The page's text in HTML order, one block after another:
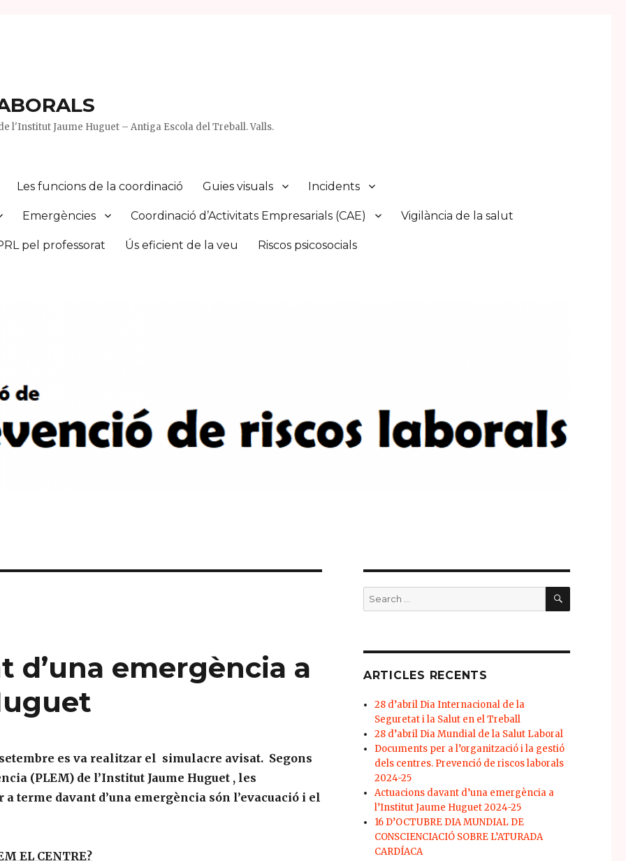
l'Institut Jaume Huguet – Antiga Escola del Treball. Valls.
Les funcions de la coordinació Guies visuals Incidents
Emergències Coordinació d’Activitats Empresarials (CAE) Vigilància de la salut
pel professorat Ús eficient de la veu Riscos psicosocials
d’una emergència a
es va realitzar el simulacre avisat. Segons
(PLEM) de l’Institut Jaume Huguet , les
a terme davant d’una emergència són l’evacuació i el
EL CENTRE?
Search
for:
SEARCH
ARTICLES RECENTS
28 d’abril Dia Internacional de la
Seguretat i la Salut en el Treball
28 d’abril Dia Mundial de la Salut Laboral
Documents per a l’organització i la gestió
dels centres. Prevenció de riscos laborals
2024-25
Actuacions davant d’una emergència a
l’Institut Jaume Huguet 2024-25
16 D’OCTUBRE DIA MUNDIAL DE
CONSCIENCIACIÓ SOBRE L’ATURADA
CARDÍACA